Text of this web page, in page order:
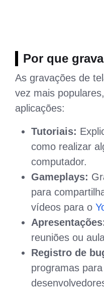
Por que
As gravações de
vez mais
aplicações:
Tutoriais:
como realizar
computador.
Gameplays:
para
vídeos para o
reuniões ou
Registro de
programas